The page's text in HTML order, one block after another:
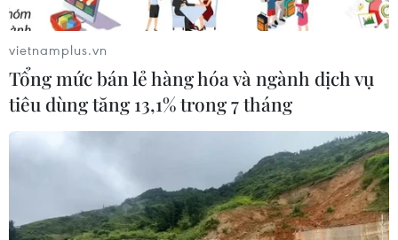
có thể khiến cơ thể bị lạnh hơn./.
Dự đoán 100 năm trước về
2025: Phụ nữ mặc quần,
nhưng kém thông minh
hơn đàn ông
Từ 1924, Archibald Montgomery Low đã dự đoán
về kỷ nguyên mà phụ nữ mặc quần trở thành
vietnamplus.vn
Tổng mức bán lẻ hàng hóa và ngành dịch vụ
tiêu dùng tăng 13,1% trong 7 tháng